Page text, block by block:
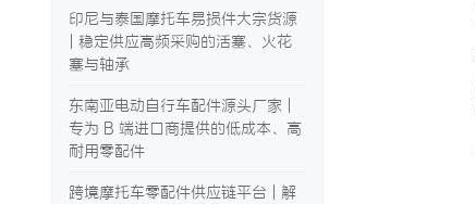
印尼与泰国摩托车易损件大宗货源
| 稳定供应高频采购的活塞、火花
塞与轴承
东南亚电动自行车配件源头厂家 |
专为 B 端进口商提供的低成本、高
耐用零配件
跨境摩托车零配件供应链平台 | 解